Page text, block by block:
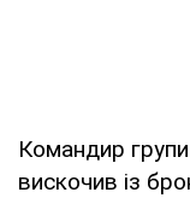
Командир
вискочив із